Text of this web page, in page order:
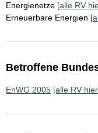
Energienetze [alle RV
Erneuerbare Energien
Betroffene
EnWG 2005 [alle RV